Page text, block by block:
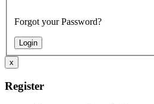
Forgot your Password?
x
Register